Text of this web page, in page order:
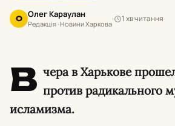
О Олег Караулан
Редакція · Новини Харкова
1 хв читання
В чера в Харькове
против радикального
исламизма.